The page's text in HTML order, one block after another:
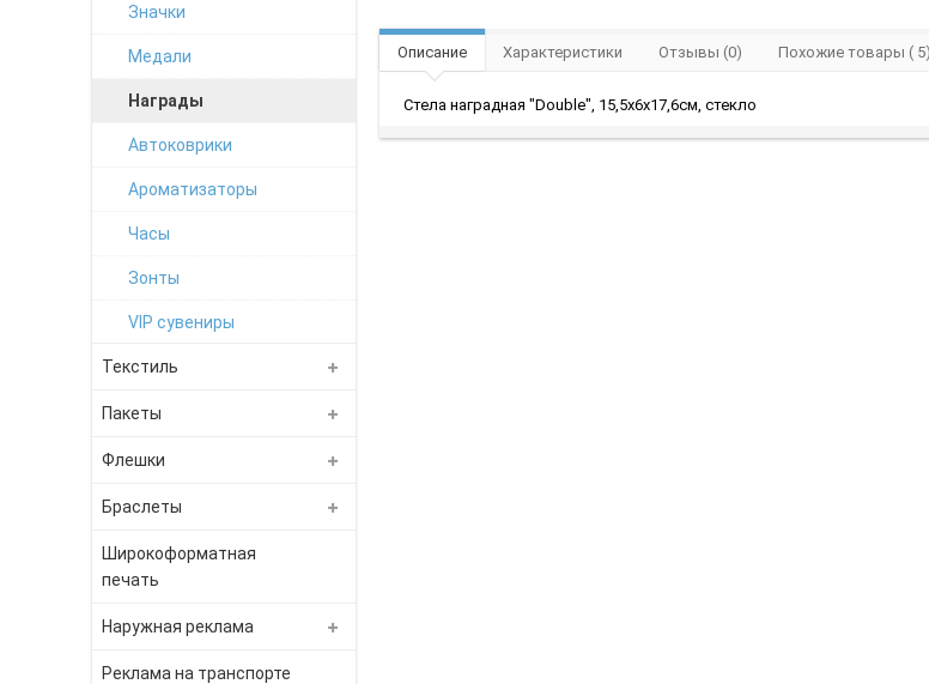
Значки
Медали
Награды
Автоковрики
Ароматизаторы
Часы
Зонты
VIP сувениры
Текстиль
Пакеты
Флешки
Браслеты
Широкоформатная
печать
Наружная реклама
Реклама на транспорте
Описание Характеристики Отзывы (0) Похожие товары ( 5)
Стела наградная "Double", 15,5х6х17,6см, стекло